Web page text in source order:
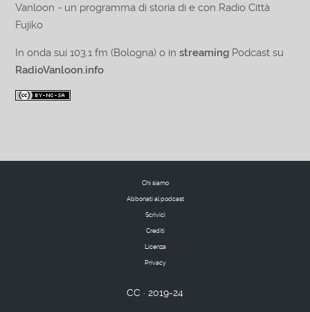
Vanloon - un programma di storia di e con Radio Città
Fujiko
In onda sui 103.1 fm (Bologna) o instreaming Podcast su
RadioVanloon.info
CC · 2019-24
Chi siamo
Abbonati al podcast
Scrivici
Crediti
Licenza
Privacy